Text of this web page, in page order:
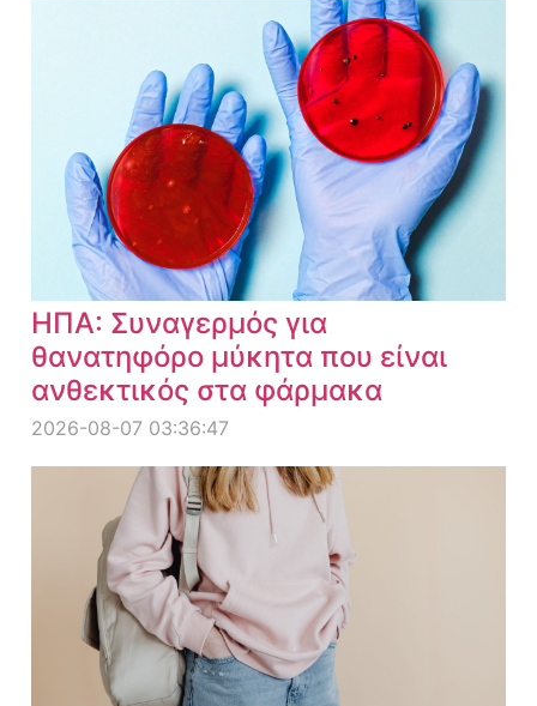
ΗΠΑ: Συναγερμός για
θανατηφόρο μύκητα που είναι
ανθεκτικός στα φάρμακα
2026-08-07 03:36:47